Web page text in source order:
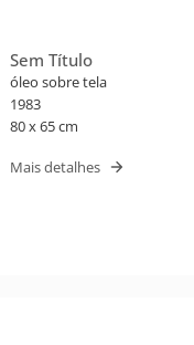
Sem Título
óleo sobre tela
1983
80 x 65 cm
Mais detalhes